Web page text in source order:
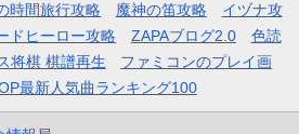
時間旅行攻略 魔神の笛攻略
イヅナ攻
ドヒーロー攻略 ZAPAブログ2.0
色読
将棋 棋譜再生
ファミコンのプレイ画
最新人気曲ランキング100